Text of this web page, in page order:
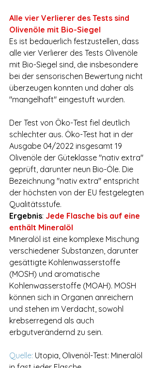
Alle vier Verlierer des Tests sind
Olivenöle mit Bio-Siegel
Es ist bedauerlich festzustellen, dass
alle vier Verlierer des Tests Olivenöle
mit Bio-Siegel sind, die insbesondere
bei der sensorischen Bewertung nicht
überzeugen konnten und daher als
"mangelhaft" eingestuft wurden.
Der Test von Öko-Test fiel deutlich
schlechter aus. Öko-Test hat in der
Ausgabe 04/2022 insgesamt 19
Olivenöle der Güteklasse "nativ extra"
geprüft, darunter neun Bio-Öle. Die
Bezeichnung "nativ extra" entspricht
der höchsten von der EU festgelegten
Qualitätsstufe.
Ergebnis: Jede Flasche bis auf eine
enthält Mineralöl
Mineralöl ist eine komplexe Mischung
verschiedener Substanzen, darunter
gesättigte Kohlenwasserstoffe
(MOSH) und aromatische
Kohlenwasserstoffe (MOAH). MOSH
können sich in Organen anreichern
und stehen im Verdacht, sowohl
krebserregend als auch
erbgutverändernd zu sein.
Quelle: Utopia, Olivenöl-Test: Mineralöl